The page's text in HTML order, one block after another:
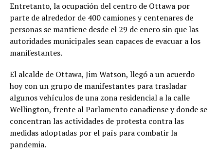
Entretanto, la ocupación del centro de Ottawa por
parte de alrededor de 400 camiones y centenares de
personas se mantiene desde el 29 de enero sin que las
autoridades municipales sean capaces de evacuar a los
manifestantes.
El alcalde de Ottawa, Jim Watson, llegó a un acuerdo
hoy con un grupo de manifestantes para trasladar
algunos vehículos de una zona residencial a la calle
Wellington, frente al Parlamento canadiense y donde se
concentran las actividades de protesta contra las
medidas adoptadas por el país para combatir la
pandemia.